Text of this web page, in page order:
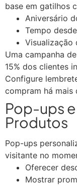
base em gatilhos
Aniversário
Tempo
Visualização
Uma campanha
15% dos clientes
Configure
compram há mais
Pop-ups
Produtos
Pop-ups
visitante no
Oferecer
Mostrar